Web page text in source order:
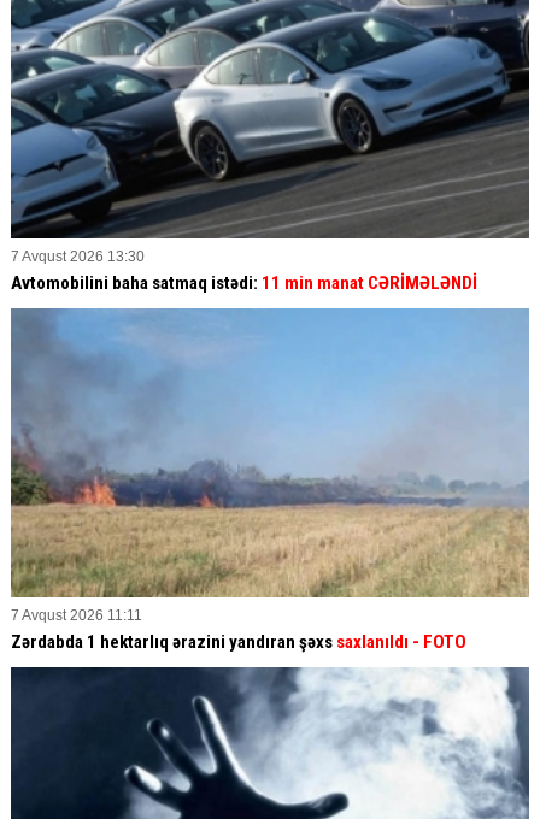
7 Avqust 2026 13:30
Avtomobilini baha satmaq istədi: 11 min manat CƏRİMƏLƏNDİ
7 Avqust 2026 11:11
Zərdabda 1 hektarlıq ərazini yandıran şəxs saxlanıldı - FOTO